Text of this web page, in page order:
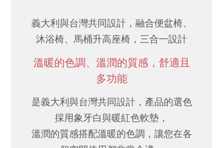
義大利與台灣共同設計，融合便盆椅、
沐浴椅、馬桶升高座椅，三合一設計
溫暖的色調、溫潤的質感，舒適且
多功能
是義大利與台灣共同設計，產品的選色
採用象牙白與暖紅色軟墊，
溫潤的質感搭配溫暖的色調，讓您在各